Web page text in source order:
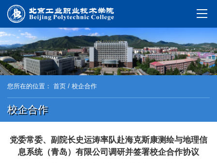
您所在的位置： 首页 / 校企合作
校企合作
党委常委、副院长史运涛率队赴海克斯康测绘与地理信
息系统（青岛）有限公司调研并签署校企合作协议